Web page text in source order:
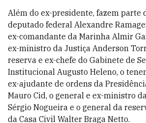
Além do ex-presidente, fazem parte
deputado federal Alexandre
ex-comandante da Marinha Almir
ex-ministro da Justiça Anderson
reserva e ex-chefe do Gabinete de
Institucional Augusto Heleno, o
ex-ajudante de ordens da
Mauro Cid, o general e ex-ministro
Sérgio Nogueira e o general da
da Casa Civil Walter Braga Netto.